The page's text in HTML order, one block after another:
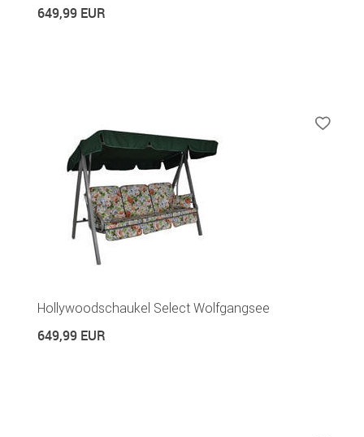
649,99 EUR
Hollywoodschaukel Select Wolfgangsee
649,99 EUR